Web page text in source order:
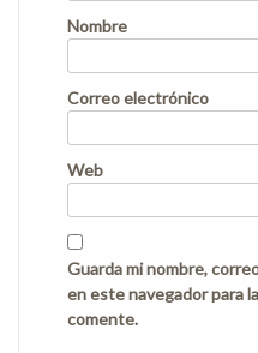
Nombre
Correo electrónico
Web
Guarda mi nombre,
en este navegador para
comente.